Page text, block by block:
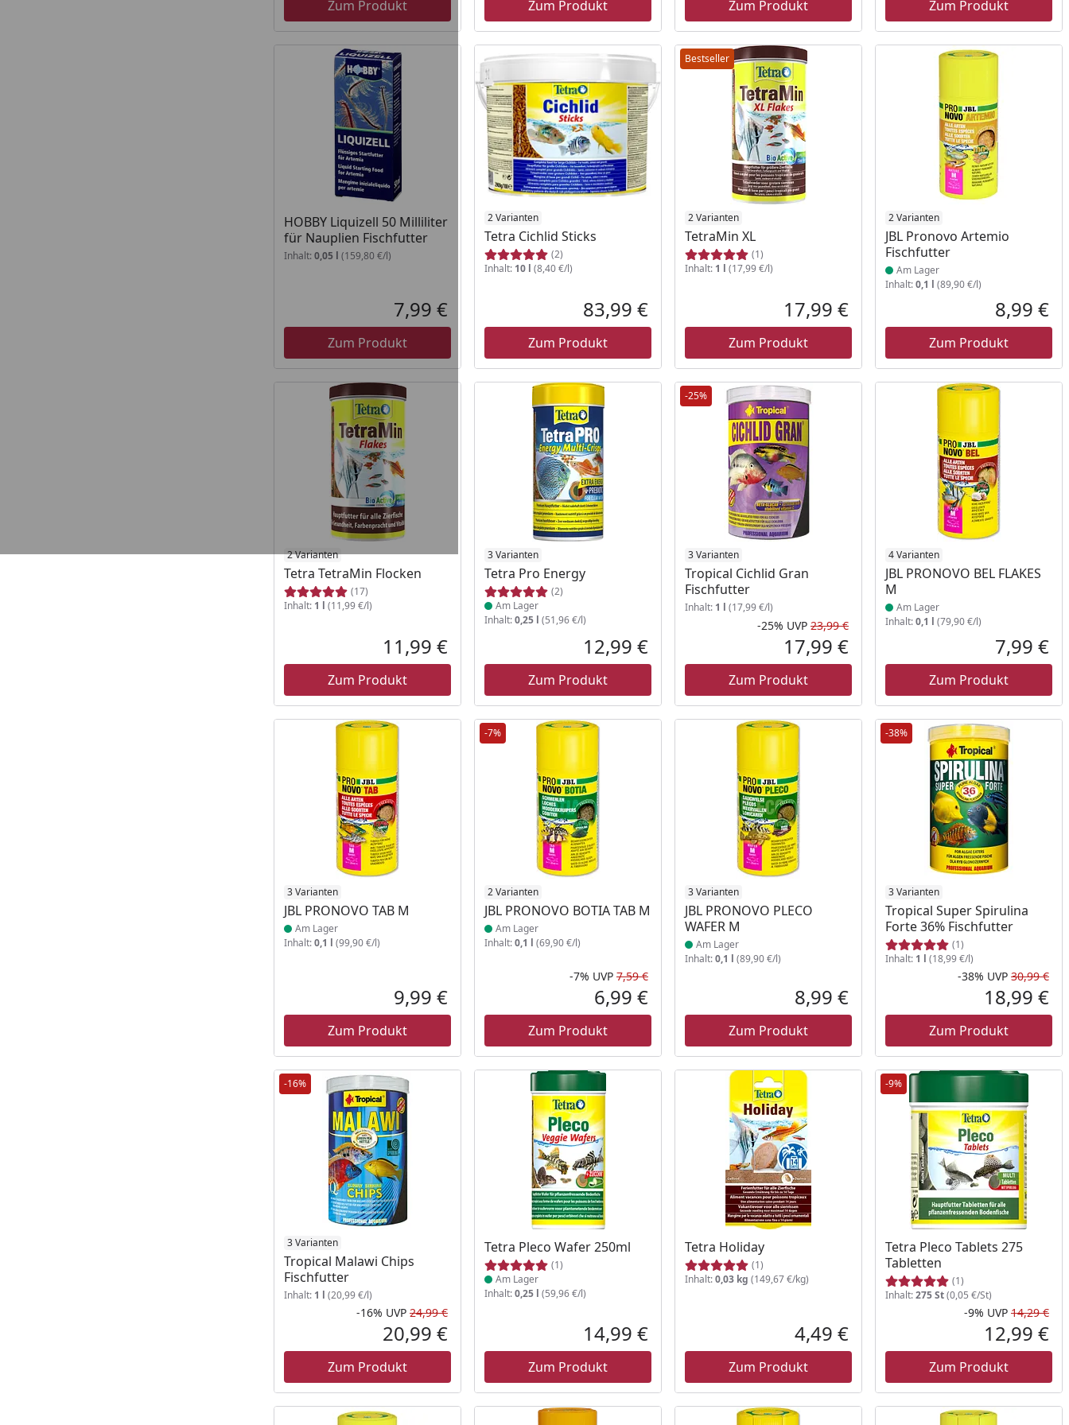
Zum Produkt Zum Produkt Zum Produkt Zum Produkt
HOBBY Liquizell 50 Milliliter
für Nauplien Fischfutter
Inhalt: 0,05 l (159,80 €/l)
Aktueller Preis
7,99 €
Zum Produkt
2 Varianten
Tetra Cichlid Sticks
(2)
Inhalt: 10 l (8,40 €/l)
Aktueller Preis
83,99 €
Zum Produkt
Bestseller
2 Varianten
TetraMin XL
(1)
Inhalt: 1 l (17,99 €/l)
Aktueller Preis
17,99 €
Zum Produkt
2 Varianten
JBL Pronovo Artemio
Fischfutter
Produkt am Lager
Am Lager
Inhalt:0,1 l (89,90 €/l)
8,99 €
Zum Produkt
2 Varianten
Tetra TetraMin Flocken
(17)
Inhalt: 1 l (11,99 €/l)
Aktueller Preis
11,99 €
Zum Produkt
3 Varianten
Tetra Pro Energy
(2)
Produkt am Lager
Am Lager
Inhalt:0,25 l (51,96 €/l)
Aktueller Preis
12,99 €
Zum Produkt
-25%
3 Varianten
Tropical Cichlid Gran
Fischfutter
Inhalt: 1 l (17,99 €/l)
Rabatt in Prozent
-25%
Ursprünglicher Preis
UVP 23,99 €
Aktueller Preis
17,99 €
Zum Produkt
4 Varianten
JBL PRONOVO BEL FLAKES
M
Produkt am Lager
Am Lager
Inhalt:0,1 l (79,90 €/l)
7,99 €
Zum Produkt
3 Varianten
JBL PRONOVO TAB M
Produkt am Lager
Am Lager
Inhalt:0,1 l (99,90 €/l)
Aktueller Preis
9,99 €
Zum Produkt
-7%
2 Varianten
JBL PRONOVO BOTIA TAB M
Produkt am Lager
Am Lager
Inhalt:0,1 l (69,90 €/l)
Rabatt in Prozent
-7%
Ursprünglicher Preis
UVP 7,59 €
Aktueller Preis
6,99 €
Zum Produkt
3 Varianten
JBL PRONOVO PLECO
WAFER M
Produkt am Lager
Am Lager
Inhalt:0,1 l (89,90 €/l)
Aktueller Preis
8,99 €
Zum Produkt
-38%
3 Varianten
Tropical Super Spirulina
Forte 36% Fischfutter
(1)
Inhalt: 1 l (18,99 €/l)
-38% UVP 30,99 €
18,99 €
Zum Produkt
-16%
3 Varianten
Tropical Malawi Chips
Fischfutter
Inhalt: 1 l (20,99 €/l)
Rabatt in Prozent
-16%
Ursprünglicher Preis
UVP 24,99 €
Aktueller Preis
20,99 €
Zum Produkt
Tetra Pleco Wafer 250ml
(1)
Produkt am Lager
Am Lager
Inhalt:0,25 l (59,96 €/l)
Aktueller Preis
14,99 €
Zum Produkt
Tetra Holiday
(1)
Inhalt:0,03 kg (149,67 €/kg)
Aktueller Preis
4,49 €
Zum Produkt
-9%
Tetra Pleco Tablets 275
Tabletten
(1)
Inhalt:275 St(0,05 €/St)
-9% UVP 14,29 €
12,99 €
Zum Produkt